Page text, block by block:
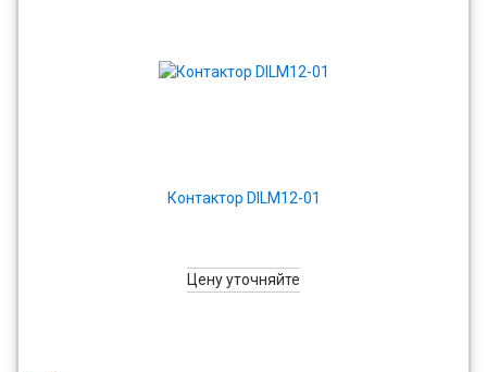
Контактор DILM12-01
Цену уточняйте